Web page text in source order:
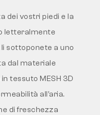
dei vostri piedi e la
letteralmente
sottoponete a uno
dal materiale
tessuto MESH 3D
all’aria.
di freschezza